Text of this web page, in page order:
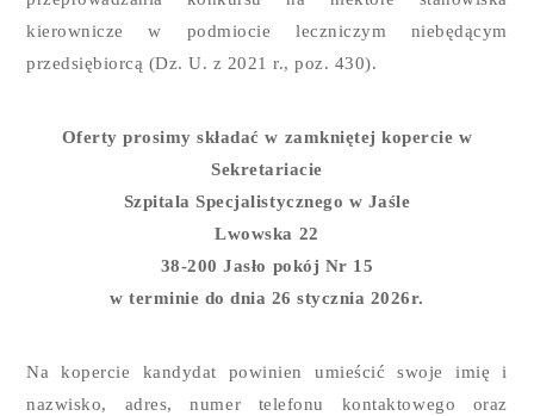
kierownicze w podmiocie leczniczym niebędącym
przedsiębiorcą (Dz. U. z 2021 r., poz. 430).
Oferty prosimy składać w zamkniętej kopercie w
Sekretariacie
Szpitala Specjalistycznego w Jaśle
Lwowska 22
38-200 Jasło pokój Nr 15
w terminie do dnia 26 stycznia 2026r.
Na kopercie kandydat powinien umieścić swoje imię i
nazwisko, adres, numer telefonu kontaktowego oraz